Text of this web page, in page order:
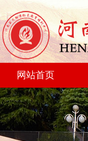
网站首页